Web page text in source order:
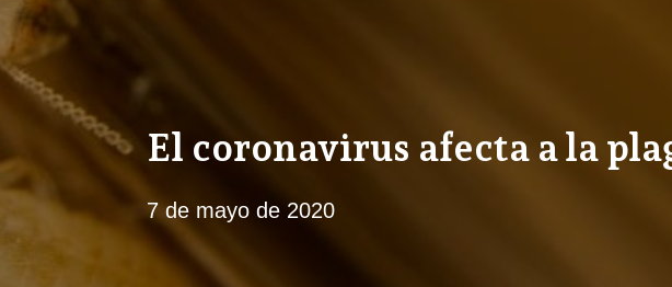
El coronavirus afecta a la
7 de mayo de 2020